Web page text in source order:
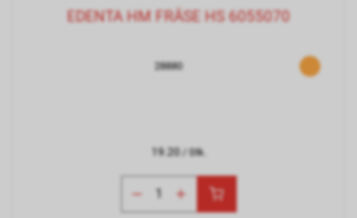
EDENTA HM FRÄSE HS 6055070
28880
19.20/ Stk.